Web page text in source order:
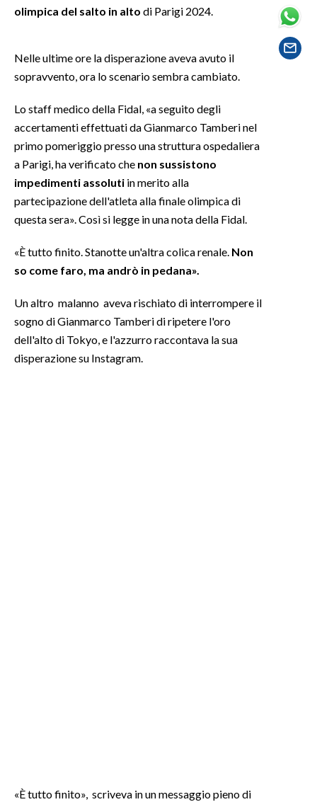
SPETTACOLI
GOSSIP
SARDEGNA TURISMO
NOTIZIE
EVENTI
3 MINUTI CON
INSULARITÀ
INFO AZIENDE
ABBONATI
olimpica del salto in alto di Parigi 2024.
Nelle ultime ore la disperazione aveva avuto il
sopravvento, ora lo scenario sembra cambiato.
Lo staff medico della Fidal, «a seguito degli
accertamenti effettuati da Gianmarco Tamberi nel
primo pomeriggio presso una struttura ospedaliera
a Parigi, ha verificato che non sussistono
impedimenti assoluti in merito alla
partecipazione dell'atleta alla finale olimpica di
questa sera». Così si legge in una nota della Fidal.
«È tutto finito. Stanotte un'altra colica renale. Non
so come faro, ma andrò in pedana».
Un altro malanno aveva rischiato di interrompere il
sogno di Gianmarco Tamberi di ripetere l'oro
dell'alto di Tokyo, e l'azzurro raccontava la sua
disperazione su Instagram.
«È tutto finito», scriveva in un messaggio pieno di